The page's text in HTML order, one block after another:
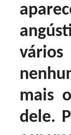
mais
dele.